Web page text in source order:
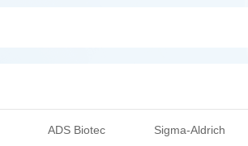
ADS Biotec Sigma-Aldrich